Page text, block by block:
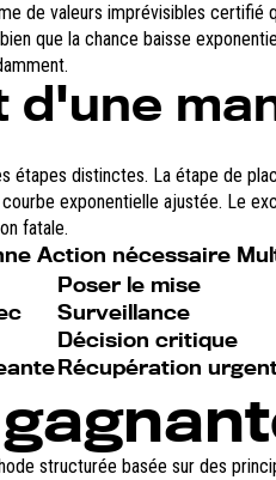
de valeurs imprévisibles
que la chance baisse
d'une
étapes distinctes. La étape de
exponentielle ajustée. Le
fatale.
Action nécessaire
Poser le mise
Surveillance
Décision critique
Récupération
structurée basée sur des